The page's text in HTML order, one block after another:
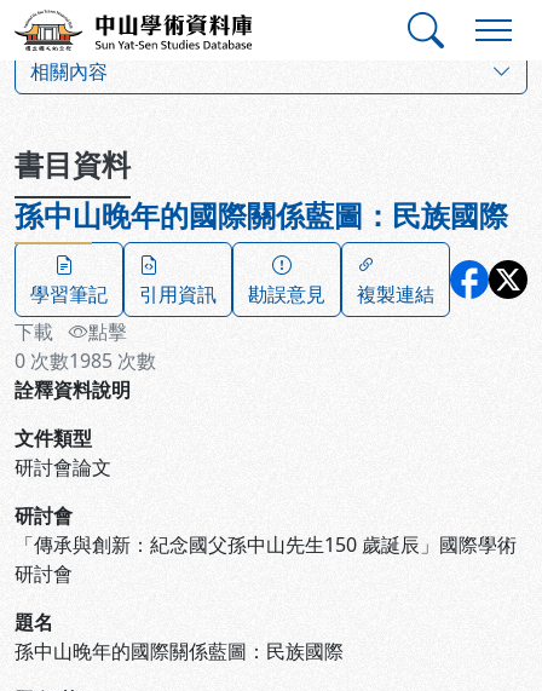
跳到主要內容
中山學術資料庫
相關內容
書目資料
孫中山晚年的國際關係藍圖：民族國際
學習筆記 引用資訊 勘誤意見
複製連結
下載
0 次數
點擊
1985 次數
詮釋資料說明
文件類型
研討會論文
研討會
「傳承與創新：紀念國父孫中山先生150 歲誕辰」國際學術
研討會
題名
孫中山晚年的國際關係藍圖：民族國際